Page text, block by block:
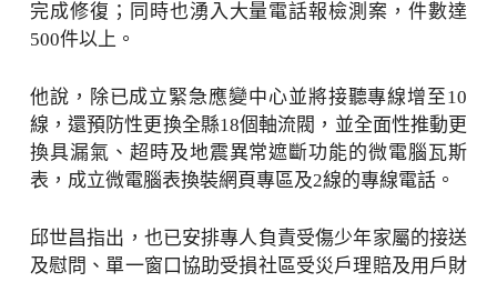
完成修復；同時也湧入大量電話報檢測案，件數達
500件以上。
他說，除已成立緊急應變中心並將接聽專線增至10
線，還預防性更換全縣18個軸流閥，並全面性推動更
換具漏氣、超時及地震異常遮斷功能的微電腦瓦斯
表，成立微電腦表換裝網頁專區及2線的專線電話。
邱世昌指出，也已安排專人負責受傷少年家屬的接送
及慰問、單一窗口協助受損社區受災戶理賠及用戶財